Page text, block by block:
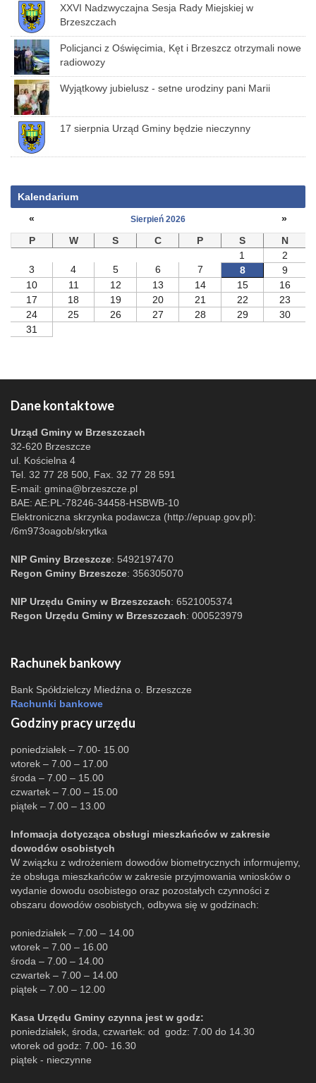
XXVI Nadzwyczajna Sesja Rady Miejskiej w
Brzeszczach
Policjanci z Oświęcimia, Kęt i Brzeszcz otrzymali nowe
radiowozy
Wyjątkowy jubielusz - setne urodziny pani Marii
17 sierpnia Urząd Gminy będzie nieczynny
Kalendarium
«
Sierpień 2026
»
P
W S C P S
N
1
2
3
4 5 6 7 8
9
10
11 12 13 14 15
16
17
18 19 20 21 22
23
24
25 26 27 28 29
30
31
Dane kontaktowe
Urząd Gminy w Brzeszczach
32-620 Brzeszcze
ul. Kościelna 4
Tel. 32 77 28 500, Fax. 32 77 28 591
E-mail: gmina@brzeszcze.pl
BAE: AE:PL-78246-34458-HSBWB-10
Elektroniczna skrzynka podawcza (http://epuap.gov.pl):
/6m973oagob/skrytka
NIP Gminy Brzeszcze: 5492197470
Regon Gminy Brzeszcze: 356305070
NIP Urzędu Gminy w Brzeszczach: 6521005374
Regon Urzędu Gminy w Brzeszczach: 000523979
Rachunek bankowy
Bank Spółdzielczy Miedźna o. Brzeszcze
Rachunki bankowe
Godziny pracy urzędu
poniedziałek – 7.00- 15.00
wtorek – 7.00 – 17.00
środa – 7.00 – 15.00
czwartek – 7.00 – 15.00
piątek – 7.00 – 13.00
Infomacja dotycząca obsługi mieszkańców w zakresie
dowodów osobistych
W związku z wdrożeniem dowodów biometrycznych informujemy,
że obsługa mieszkańców w zakresie przyjmowania wniosków o
wydanie dowodu osobistego oraz pozostałych czynności z
obszaru dowodów osobistych, odbywa się w godzinach:
poniedziałek – 7.00 – 14.00
wtorek – 7.00 – 16.00
środa – 7.00 – 14.00
czwartek – 7.00 – 14.00
piątek – 7.00 – 12.00
Kasa Urzędu Gminy czynna jest w godz:
poniedziałek, środa, czwartek: od godz: 7.00 do 14.30
wtorek od godz: 7.00- 16.30
piątek - nieczynne